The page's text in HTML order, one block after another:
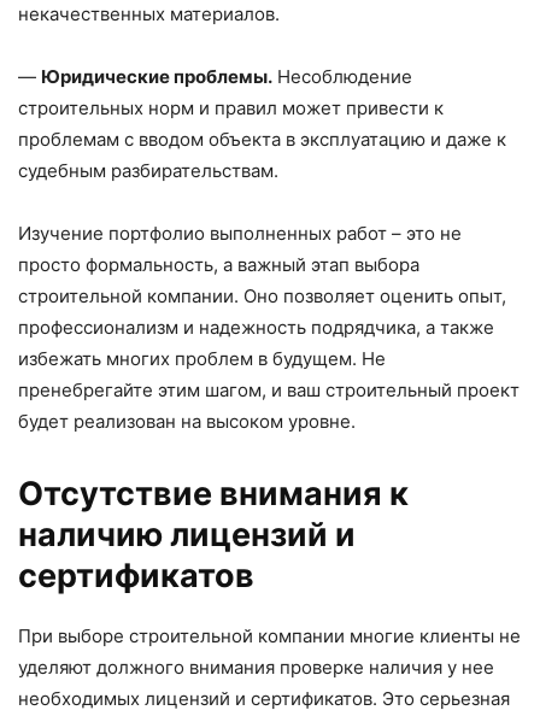
некачественных материалов.
— Юридические проблемы. Несоблюдение
строительных норм и правил может привести к
проблемам с вводом объекта в эксплуатацию и даже к
судебным разбирательствам.
Изучение портфолио выполненных работ – это не
просто формальность, а важный этап выбора
строительной компании. Оно позволяет оценить опыт,
профессионализм и надежность подрядчика, а также
избежать многих проблем в будущем. Не
пренебрегайте этим шагом, и ваш строительный проект
будет реализован на высоком уровне.
Отсутствие внимания к
наличию лицензий и
сертификатов
При выборе строительной компании многие клиенты не
уделяют должного внимания проверке наличия у нее
необходимых лицензий и сертификатов. Это серьезная